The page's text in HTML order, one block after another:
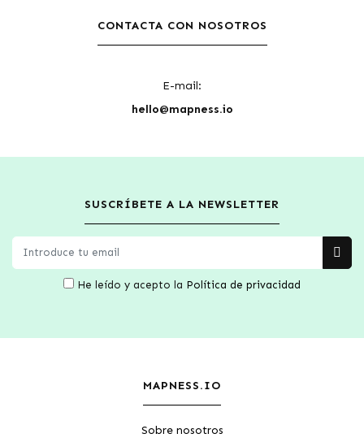
CONTACTA CON NOSOTROS
E-mail:
hello@mapness.io
SUSCRÍBETE A LA NEWSLETTER
He leído y acepto la Política de privacidad
MAPNESS.IO
Sobre nosotros